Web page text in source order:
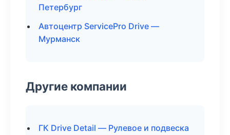
Петербург
Автоцентр ServicePro Drive —
Мурманск
Другие компании
ГК Drive Detail — Рулевое и подвеска